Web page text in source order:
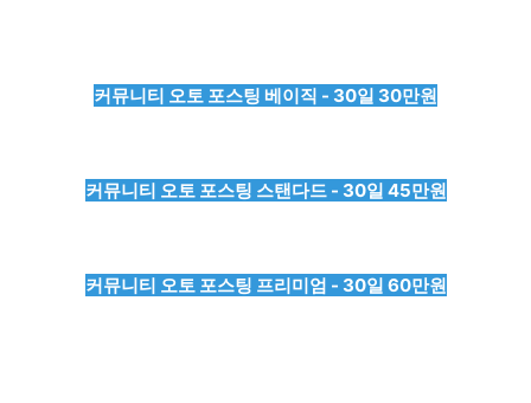
커뮤니티 오토 포스팅 베이직 - 30일 30만원
커뮤니티 오토 포스팅 스탠다드 - 30일 45만원
커뮤니티 오토 포스팅 프리미엄 - 30일 60만원